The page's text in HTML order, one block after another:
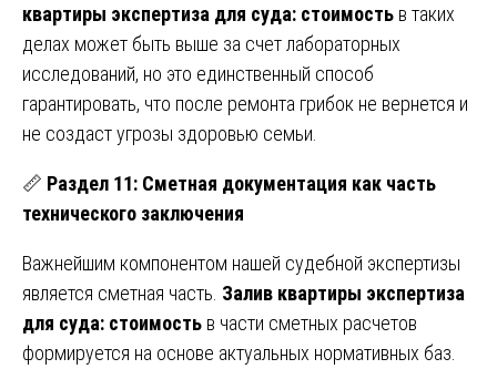
квартиры экспертиза для суда: стоимость в таких
делах может быть выше за счет лабораторных
исследований, но это единственный способ
гарантировать, что после ремонта грибок не вернется и
не создаст угрозы здоровью семьи.
📏 Раздел 11: Сметная документация как часть
технического заключения
Важнейшим компонентом нашей судебной экспертизы
является сметная часть. Залив квартиры экспертиза
для суда: стоимость в части сметных расчетов
формируется на основе актуальных нормативных баз.